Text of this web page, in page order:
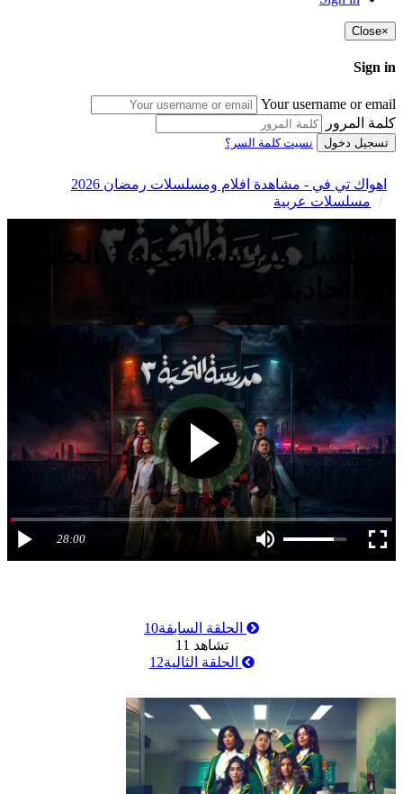
×
Close
Sign in
Your username or email
كلمة المرور
تسجيل دخول نسيت كلمة السر؟
اهواك تي في - مشاهدة افلام ومسلسلات رمضان 2026
مسلسلات عربية
مسلسل مدرسة النخبة 3 الحلقة
28:00
الحلقة السابقة10
تشاهد 11
الحلقة الثالية12